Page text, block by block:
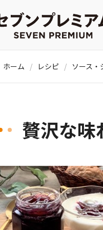
ホーム レシピ ソース・
贅沢な味